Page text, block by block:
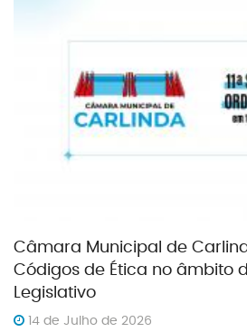
Câmara Municipal de
Códigos de Ética no âmbito
Legislativo
14 de Julho de 2026